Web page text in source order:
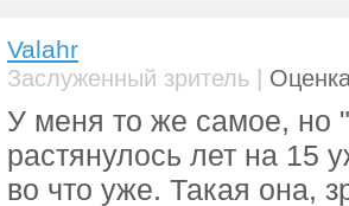
Valahr
Заслуженный зритель |
У меня то же самое, но
растянулось лет на 15
во что уже. Такая она,